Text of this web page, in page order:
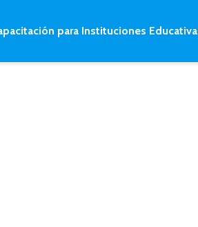
para Instituciones